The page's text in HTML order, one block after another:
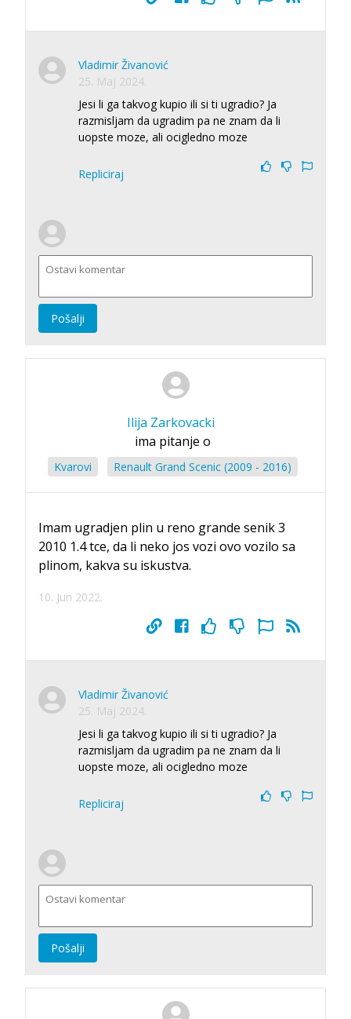
Vladimir Živanović
25. Maj 2024.
Jesi li ga takvog kupio ili si ti ugradio? Ja
razmisljam da ugradim pa ne znam da li
uopste moze, ali ocigledno moze
Repliciraj
Pošalji
Ilija Zarkovacki
ima pitanje o
Kvarovi Renault Grand Scenic (2009 - 2016)
Imam ugradjen plin u reno grande senik 3
2010 1.4 tce, da li neko jos vozi ovo vozilo sa
plinom, kakva su iskustva.
10. Jun 2022.
Vladimir Živanović
25. Maj 2024.
Jesi li ga takvog kupio ili si ti ugradio? Ja
razmisljam da ugradim pa ne znam da li
uopste moze, ali ocigledno moze
Repliciraj
Pošalji